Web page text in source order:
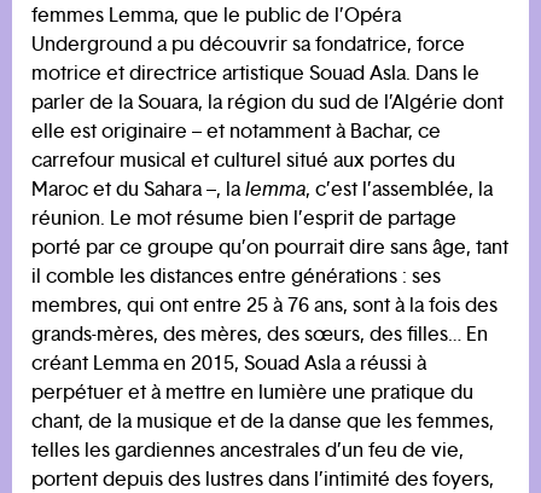
femmes Lemma, que le public de l’Opéra
Underground a pu découvrir sa fondatrice, force
motrice et directrice artistique Souad Asla. Dans le
parler de la Souara, la région du sud de l’Algérie dont
elle est originaire – et notamment à Bachar, ce
carrefour musical et culturel situé aux portes du
Maroc et du Sahara –, lalemma, c’est l’assemblée, la
réunion. Le mot résume bien l’esprit de partage
porté par ce groupe qu’on pourrait dire sans âge, tant
il comble les distances entre générations : ses
membres, qui ont entre 25 à 76 ans, sont à la fois des
grands-mères, des mères, des sœurs, des filles… En
créant Lemma en 2015, Souad Asla a réussi à
perpétuer et à mettre en lumière une pratique du
chant, de la musique et de la danse que les femmes,
telles les gardiennes ancestrales d’un feu de vie,
portent depuis des lustres dans l’intimité des foyers,